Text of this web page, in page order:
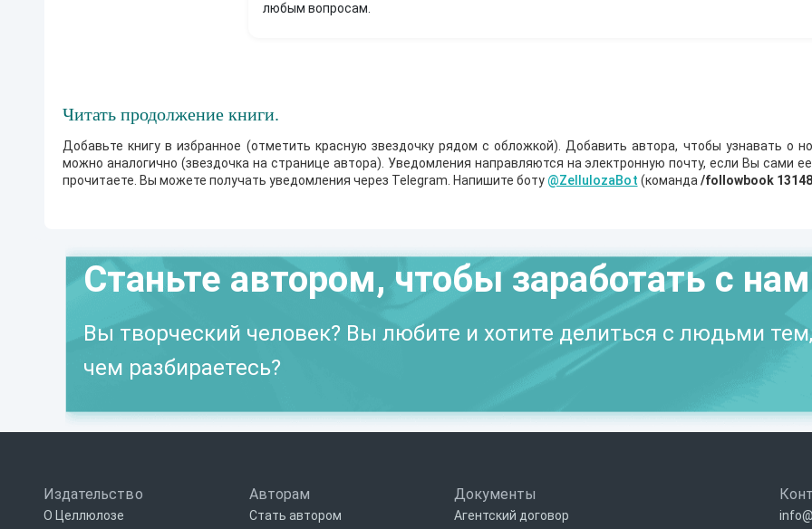
любым вопросам.
Читать продолжение книги.
Добавьте книгу в избранное (отметить красную звездочку рядом с обложкой). Добавить автора, чтобы узнавать о
можно аналогично (звездочка на странице автора). Уведомления направляются на электронную почту, если Вы сами
прочитаете. Вы можете получать уведомления через Telegram. Напишите боту @ZellulozaBot (команда/followbook 13148
Станьте автором, чтобы заработать с
Вы творческий человек? Вы любите и хотите делиться с людьми
чем разбираетесь?
Издательство
О Целлюлозе
Авторам
Стать автором
Документы
Агентский договор